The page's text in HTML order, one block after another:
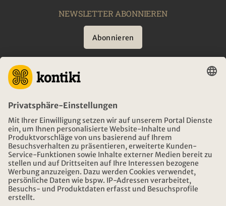
NEWSLETTER ABONNIEREN
Abonnieren
BERATUNG
NOTFALL AUF REISEN
ÖFFNUNGSZEITEN KONTIKI REISEN
DOWNLOAD UND LINKS
ADRESSE
ÜBER KONTIKI